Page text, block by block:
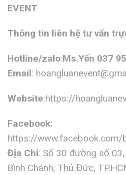
EVENT
Thông tin liên hệ tư vấn
Hotline/zalo:Ms.Yến 037
Email:
Website:https://
Facebook:
https://www.facebook.com/
Địa Chỉ: Số 30 đường số
Bình Chánh, Thủ Đức,